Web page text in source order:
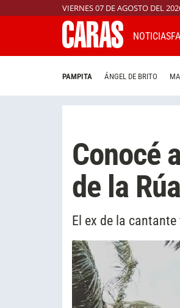
VIERNES 07 DE AGOSTO DEL
NOTICIAS
PAMPITA ÁNGEL DE BRITO
Conocé
de la
El ex de la